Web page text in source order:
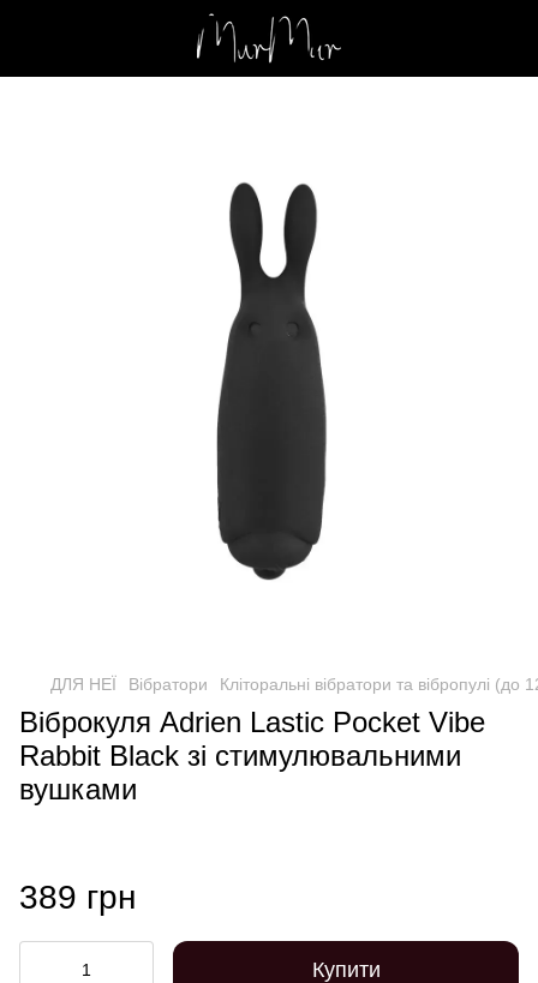
ДЛЯ НЕЇ Вібратори Кліторальні вібратори та вібропулі (до
Віброкуля Adrien Lastic Pocket Vibe
Rabbit Black зі стимулювальними
вушками
389 грн
Купити